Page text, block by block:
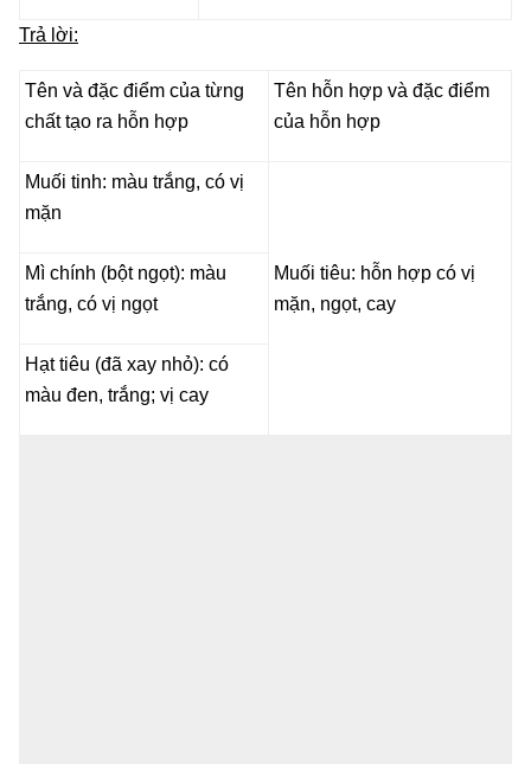
Trả lời:
Tên và đặc điểm của từng
chất tạo ra hỗn hợp
Tên hỗn hợp và đặc điểm
của hỗn hợp
Muối tinh: màu trắng, có vị
mặn
Muối tiêu: hỗn hợp có vị
mặn, ngọt, cay
Mì chính (bột ngọt): màu
trắng, có vị ngọt
Hạt tiêu (đã xay nhỏ): có
màu đen, trắng; vị cay